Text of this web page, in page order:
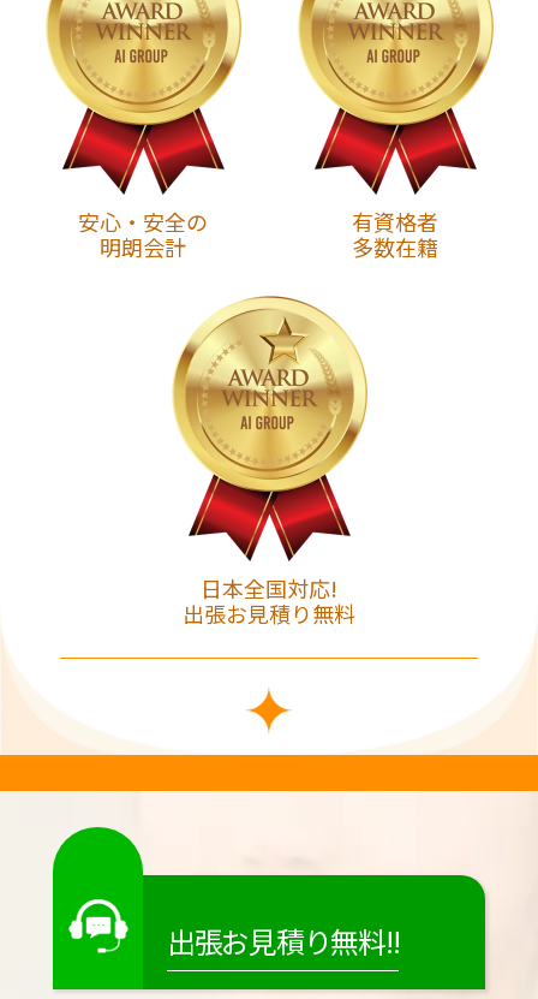
安心・安全の
明朗会計
有資格者
多数在籍
日本全国対応!
出張お見積り無料
出張お見積り無料!!